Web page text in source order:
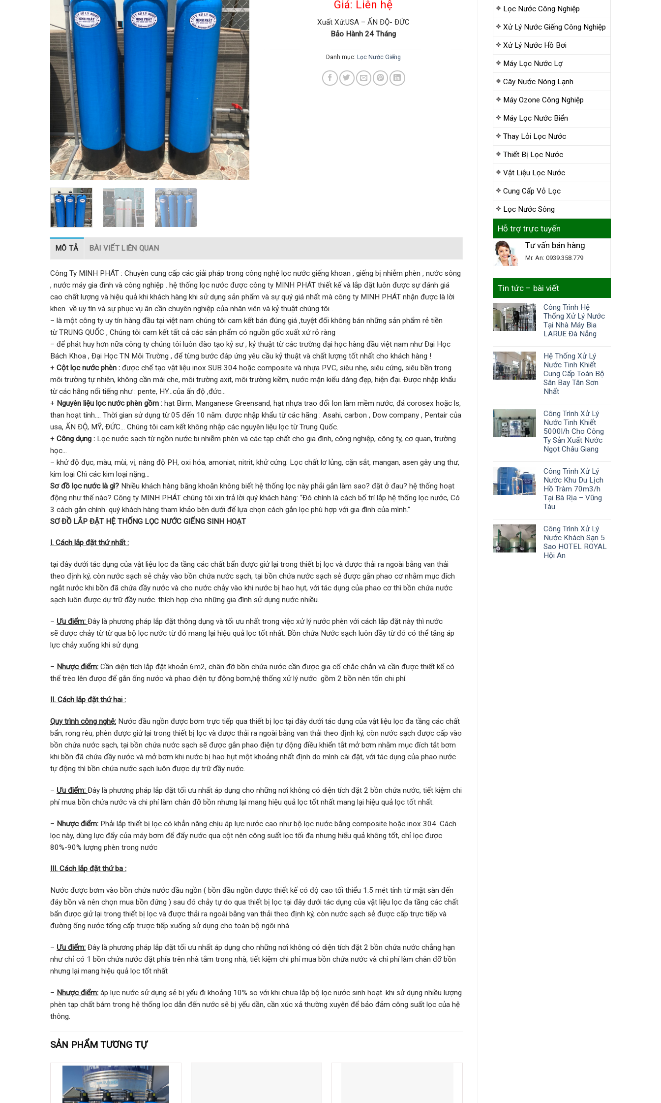
Lọc Nước Công Nghiệp
Xử Lý Nước Giếng Công Nghiệp
Xử Lý Nước Hồ Bơi
Máy Lọc Nước Lợ
Cây Nước Nóng Lạnh
Máy Ozone Công Nghiệp
Máy Lọc Nước Biển
Thay Lỏi Lọc Nước
Thiết Bị Lọc Nước
Vật Liệu Lọc Nước
Cung Cấp Vỏ Lọc
Lọc Nước Sông
Hỗ trợ trực tuyến
Tư vấn bán hàng
Mr. An: 0939.358.779
Tin tức – bài viết
Công Trình Hệ
Thống Xử Lý Nước
Tại Nhà Máy Bia
LARUE Đà Nẵng
Hệ Thống Xử Lý
Nước Tinh Khiết
Cung Cấp Toàn Bộ
Sân Bay Tân Sơn
Nhất
Công Trình Xử Lý
Nước Tinh Khiết
5000l/h Cho Công
Ty Sản Xuất Nước
Ngọt Châu Giang
Công Trình Xử Lý
Nước Khu Du Lịch
Hồ Tràm 70m3/h
Tại Bà Rịa – Vũng
Tàu
Công Trình Xử Lý
Nước Khách Sạn 5
Sao HOTEL ROYAL
Hội An
Giá: Liên hệ
Xuất Xứ:USA – ẤN ĐỘ- ĐỨC
Bảo Hành 24 Tháng
Danh mục: Lọc Nước Giếng
MÔ TẢ BÀI VIẾT LIÊN QUAN
Công Ty MINH PHÁT : Chuyên cung cấp các giải pháp trong công nghệ lọc nước giếng khoan , giếng bị nhiễm phèn , nước sông
, nước máy gia đình và công nghiệp . hệ thống lọc nước được công ty MINH PHÁT thiết kế và lắp đặt luôn được sự đánh giá
cao chất lượng và hiệu quả khi khách hàng khi sử dụng sản phẩm và sự quý giá nhất mà công ty MINH PHÁT nhận được là lời
khen về uy tín và sự phục vụ ân cần chuyên nghiệp của nhân viên và kỷ thuật chúng tôi .
– là một công ty uy tín hàng đầu tại việt nam chúng tôi cam kết bán đúng giá ,tuyệt đối không bán những sản phẩm rẻ tiền
từ TRUNG QUỐC , Chúng tôi cam kết tất cả các sản phẩm có nguồn gốc xuất xứ rỏ ràng
– để phát huy hơn nữa công ty chúng tôi luôn đào tạo kỷ sư , kỷ thuật từ các trường đại học hàng đầu việt nam như Đại Học
Bách Khoa , Đại Học TN Môi Trường , để từng bước đáp ứng yêu cầu kỷ thuật và chất lượng tốt nhất cho khách hàng !
+ Cột lọc nước phèn : được chế tạo vật liệu inox SUB 304 hoặc composite và nhựa PVC, siêu nhẹ, siêu cứng, siêu bền trong
môi trường tự nhiên, không cần mái che, môi trường axit, môi trường kiềm, nước mặn kiểu dáng đẹp, hiện đại. Được nhập khẩu
từ các hãng nổi tiếng như : pente, HY…của ấn độ ,đức…
+ Nguyên liệu lọc nước phèn gồm : hạt Birm, Manganese Greensand, hạt nhựa trao đổi Ion làm mềm nước, đá corosex hoặc ls,
than hoạt tính…. Thời gian sử dụng từ 05 đến 10 năm. được nhập khẩu từ các hãng : Asahi, carbon , Dow company , Pentair của
usa, ẤN ĐỘ, MỸ, ĐỨC… Chúng tôi cam kết không nhập các nguyên liệu lọc từ Trung Quốc.
+ Công dụng : Lọc nước sạch từ ngồn nước bi nhiễm phèn và các tạp chất cho gia đình, công nghiệp, công ty, cơ quan, trường
học…
– khử độ đục, màu, mùi, vị, nâng độ PH, oxi hóa, amoniat, nitrit, khử cứng. Lọc chất lơ lủng, cặn sắt, mangan, asen gây ung thư,
kim loại Chì các kim loại nặng…
Sơ đồ lọc nước là gì? Nhiều khách hàng băng khoăn không biết hệ thống lọc này phải gắn làm sao? đặt ở đau? hệ thống hoạt
động như thế nào? Công ty MINH PHÁT chúng tôi xin trả lời quý khách hàng: “Đó chính là cách bố trí lắp hệ thống lọc nước, Có
3 cách gắn chính. quý khách hàng tham khảo bên dưới để lựa chọn cách gắn lọc phù hợp với gia đình của mình.”
SƠ ĐỒ LẮP ĐẶT HỆ THỐNG LỌC NƯỚC GIẾNG SINH HOẠT
I. Cách lắp đặt thứ nhất :
tại đây dưới tác dụng của vật liệu lọc đa tầng các chất bẩn được giử lại trong thiết bị lọc và được thải ra ngoài bằng van thải
theo định ký, còn nước sạch sẻ chảy vào bồn chứa nước sạch, tại bồn chứa nước sạch sẻ được gắn phao cơ nhằm mục đích
ngắt nước khi bồn đã chứa đầy nước và cho nước chảy vào khi nước bị hao hụt, với tác dụng của phao cơ thì bồn chứa nước
sạch luôn được dự trữ đầy nước. thích hợp cho những gia đình sử dụng nước nhiều.
– Ưu điểm: Đây là phương pháp lắp đặt thông dụng và tối ưu nhất trong việc xử lý nước phèn với cách lắp đặt này thì nước
sẽ được chảy từ từ qua bộ lọc nước từ đó mang lại hiệu quả lọc tốt nhất. Bồn chứa Nước sạch luôn đầy từ đó có thể tăng áp
lực chảy xuống khi sử dụng.
– Nhược điểm: Cần diện tích lắp đặt khoản 6m2, chân đỡ bồn chứa nước cần được gia cố chắc chắn và cần được thiết kế có
thể trèo lên được để gắn ống nước và phao điện tự động bơm,hệ thống xử lý nước gồm 2 bồn nên tốn chi phí.
II. Cách lắp đặt thứ hai :
Quy trình công nghệ: Nước đầu ngồn được bơm trực tiếp qua thiết bị lọc tại đây dưới tác dụng của vật liệu lọc đa tầng các chất
bẩn, rong rêu, phèn được giử lại trong thiết bị lọc và được thải ra ngoài bằng van thải theo định ký, còn nước sạch được cấp vào
bồn chứa nước sạch, tại bồn chứa nước sạch sẽ được gắn phao điện tự động điều khiển tắt mở bơm nhằm mục đích tắt bơm
khi bồn đã chứa đầy nước và mở bơm khi nước bị hao hụt một khoảng nhất định do mình cài đặt, với tác dụng của phao nước
tự động thì bồn chứa nước sạch luôn được dự trữ đầy nước.
– Ưu điểm: Đây là phương pháp lắp đặt tối ưu nhất áp dụng cho những nơi không có diện tích đặt 2 bồn chứa nước, tiết kiệm chi
phí mua bồn chứa nước và chi phí làm chân đỡ bồn nhưng lại mang hiệu quả lọc tốt nhất mang lại hiệu quả lọc tốt nhất.
– Nhược điểm: Phải lắp thiết bị lọc có khẳn năng chịu áp lực nước cao như bộ lọc nước bằng composite hoặc inox 304. Cách
lọc này, dùng lực đẩy của máy bơm để đẩy nước qua cột nên công suất lọc tối đa nhưng hiểu quả không tốt, chỉ lọc được
80%-90% lượng phèn trong nước
III. Cách lắp đặt thứ ba :
Nước được bơm vào bồn chứa nước đầu ngồn ( bồn đầu ngồn được thiết kế có độ cao tối thiểu 1.5 mét tính từ mặt sàn đến
đáy bồn và nên chọn mua bồn đứng ) sau đó chảy tự do qua thiết bị lọc tại đây dưới tác dụng của vật liệu lọc đa tầng các chất
bẩn được giử lại trong thiết bị lọc và được thải ra ngoài bằng van thải theo định ký, còn nước sạch sẻ được cấp trực tiếp và
đường ống nước tổng cấp trược tiếp xuống sử dụng cho toàn bộ ngôi nhà
– Ưu điểm: Đây là phương pháp lắp đặt tối ưu nhất áp dụng cho những nơi không có diện tích đặt 2 bồn chứa nước chẳng hạn
như chỉ có 1 bồn chứa nước đặt phía trên nhà tắm trong nhà, tiết kiệm chi phí mua bồn chứa nước và chi phí làm chân đỡ bồn
nhưng lại mang hiệu quả lọc tốt nhất
– Nhược điểm: áp lực nước sử dụng sẻ bị yếu đi khoảng 10% so với khi chưa lắp bộ lọc nước sinh hoạt. khi sử dụng nhiều lượng
phèn tạp chất bám trong hệ thống lọc dẫn đến nước sẽ bị yếu dần, cần xúc xả thường xuyên để bảo đảm công suất lọc của hệ
thông.
SẢN PHẨM TƯƠNG TỰ